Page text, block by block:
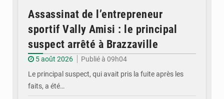
Assassinat de l’entrepreneur
sportif Vally Amisi : le principal
suspect arrêté à Brazzaville
5 août 2026
Publié à 09h04
Le principal suspect, qui avait pris la fuite après les
faits, a été…